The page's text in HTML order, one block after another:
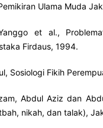
Ulama Muda
et al.,
Firdaus, 1994.
Sosiologi Fikih
Abdul Aziz dan
nikah, dan talak),